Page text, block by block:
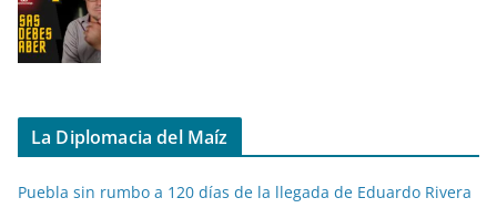
La Diplomacia del Maíz
Puebla sin rumbo a 120 días de la llegada de Eduardo Rivera